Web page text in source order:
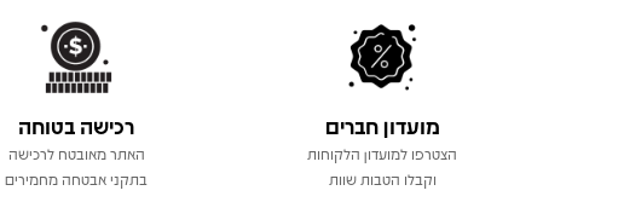
מועדון חברים
הצטרפו למועדון הלקוחות
וקבלו הטבות שוות
רכישה בטוחה
האתר מאובטח לרכישה
בתקני אבטחה מחמירים